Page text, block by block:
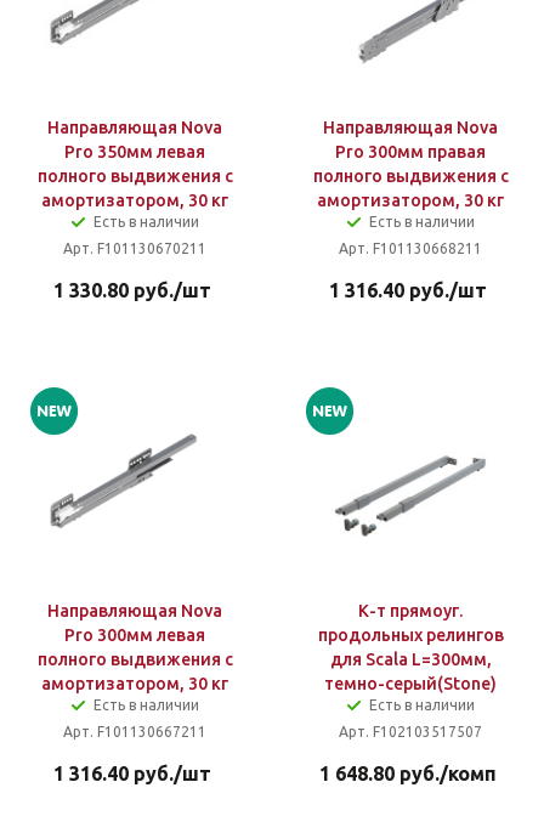
Направляющая Nova
Pro 350мм левая
полного выдвижения с
амортизатором, 30 кг
Есть в наличии
Арт. F101130670211
1 330.80 руб./шт
Направляющая Nova
Pro 300мм правая
полного выдвижения с
амортизатором, 30 кг
Есть в наличии
Арт. F101130668211
1 316.40 руб./шт
Направляющая Nova
Pro 300мм левая
полного выдвижения с
амортизатором, 30 кг
Есть в наличии
Арт. F101130667211
1 316.40 руб./шт
К-т прямоуг.
продольных релингов
для Scala L=300мм,
темно-серый(Stone)
Есть в наличии
Арт. F102103517507
1 648.80 руб./комп